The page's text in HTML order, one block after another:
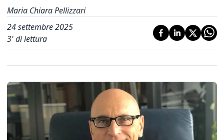
Maria Chiara Pellizzari
24 settembre 2025
3' di lettura